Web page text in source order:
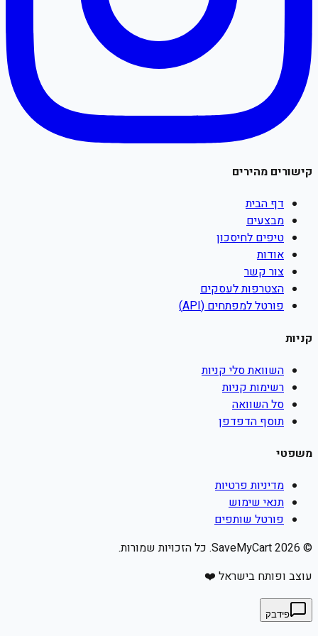
קישורים מהירים
דף הבית
מבצעים
טיפים לחיסכון
אודות
צור קשר
הצטרפות לעסקים
פורטל למפתחים (API)
קניות
השוואת סלי קניות
רשימות קניות
סל השוואה
תוסף הדפדפן
משפטי
מדיניות פרטיות
תנאי שימוש
פורטל שותפים
©
2026
עוצב ופותח בישראל ❤️
פידבק